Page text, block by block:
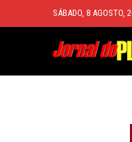
SÁBADO, 8 AGOSTO,